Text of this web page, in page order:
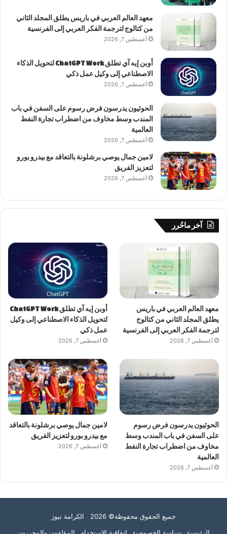
معهد العالم العربي في باريس يطلق المجلد الثاني
من كتالوج لترجمة الفكر العربي إلى الفرنسية
أغسطس 7, 2026
أوبن إيه آي تطلق ChatGPT Work لتحويل الذكاء
الاصطناعي إلى وكيل عمل ذكي
أغسطس 7, 2026
الحوثيون يدرسون فرض رسوم على السفن في باب
المندب وسط مخاوف من اضطراب تجارة النفط
العالمية
أغسطس 7, 2026
لامين جمال يوصي برشلونة بالتعاقد مع بيدرو بورو
لتعزيز الفريق
أغسطس 7, 2026
آخر ماحُرر
معهد العالم العربي في باريس
يطلق المجلد الثاني من كتالوج
لترجمة الفكر العربي إلى الفرنسية
أغسطس 7, 2026
أوبن إيه آي تطلق ChatGPT Work
لتحويل الذكاء الاصطناعي إلى وكيل
عمل ذكي
أغسطس 7, 2026
الحوثيون يدرسون فرض رسوم
على السفن في باب المندب وسط
مخاوف من اضطراب تجارة النفط
العالمية
أغسطس 7, 2026
لامين جمال يوصي برشلونة بالتعاقد
مع بيدرو بورو لتعزيز الفريق
أغسطس 7, 2026
جميع الحقوق محفوظة© 2026 الكرامة نيوز